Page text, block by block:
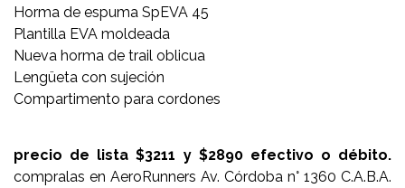
Horma de espuma SpEVA 45
Plantilla EVA moldeada
Nueva horma de trail oblicua
Lengüeta con sujeción
Compartimento para cordones
precio de lista $3211 y $2890 efectivo o débito.
compralas en AeroRunners Av. Córdoba n° 1360 C.A.B.A.